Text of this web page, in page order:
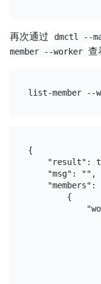
再次通过
dmctl --
member --worker 查
{
"result":
    "msg": "",
"members":
        {